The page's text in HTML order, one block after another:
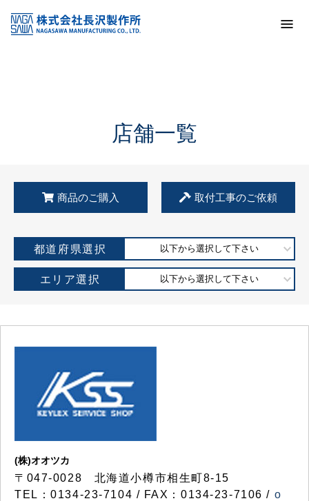
KSS加盟店・取扱店情報
店舗一覧
店舗一覧
商品のご購入 取付工事のご依頼
都道府県選択 以下から選択して下さい
エリア選択 以下から選択して下さい
(株)オオツカ
〒047-0028 北海道小樽市相生町8-15
TEL：0134-23-7104 / FAX：0134-23-7106 / o